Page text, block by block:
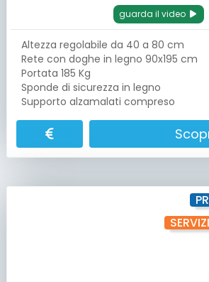
guarda il video
Altezza regolabile da 40 a 80 cm
Rete con doghe in legno 90x195 cm
Portata 185 Kg
Sponde di sicurezza in legno
Supporto alzamalati compreso